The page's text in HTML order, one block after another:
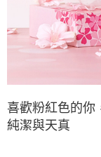
喜歡粉紅色的你
純潔與天真